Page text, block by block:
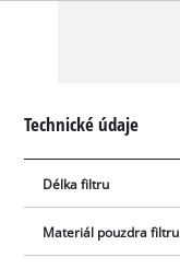
Technické údaje
Délka filtru
Materiál pouzdra filtru